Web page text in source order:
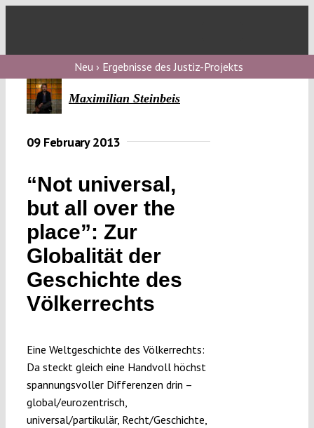
Verfassungs
blog
Verfassungs
podcast
Verfassungs
editorial
Submissions
Neu › Ergebnisse des Justiz-Projekts
Maximilian Steinbeis
09 February 2013
“Not universal,
but all over the
place”: Zur
Globalität der
Geschichte des
Völkerrechts
Eine Weltgeschichte des Völkerrechts:
Da steckt gleich eine Handvoll höchst
spannungsvoller Differenzen drin –
global/eurozentrisch,
universal/partikulär, Recht/Geschichte,